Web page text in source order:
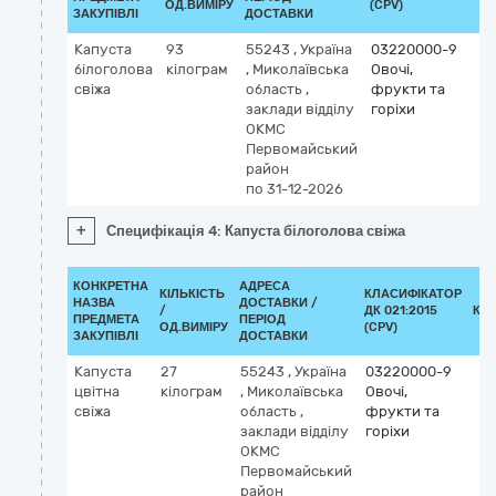
ЗАКУПІВЛІ
ОД.ВИМІРУ
ДОСТАВКИ
(CPV)
Капуста
білоголова
свіжа
93
кілограм
55243 , Україна
, Миколаївська
область ,
заклади відділу
ОКМС
Первомайський
район
по 31-12-2026
03220000-9
Овочі,
фрукти та
горіхи
+ Специфікація 4: Капуста білоголова свіжа
КОНКРЕТНА
НАЗВА
ПРЕДМЕТА
ЗАКУПІВЛІ
КІЛЬКІСТЬ
/
ОД.ВИМІРУ
АДРЕСА
ДОСТАВКИ /
ПЕРІОД
ДОСТАВКИ
КЛАСИФІКАТОР
ДК 021:2015
(CPV)
Капуста
цвітна
свіжа
27
кілограм
55243 , Україна
, Миколаївська
область ,
заклади відділу
ОКМС
Первомайський
район
03220000-9
Овочі,
фрукти та
горіхи